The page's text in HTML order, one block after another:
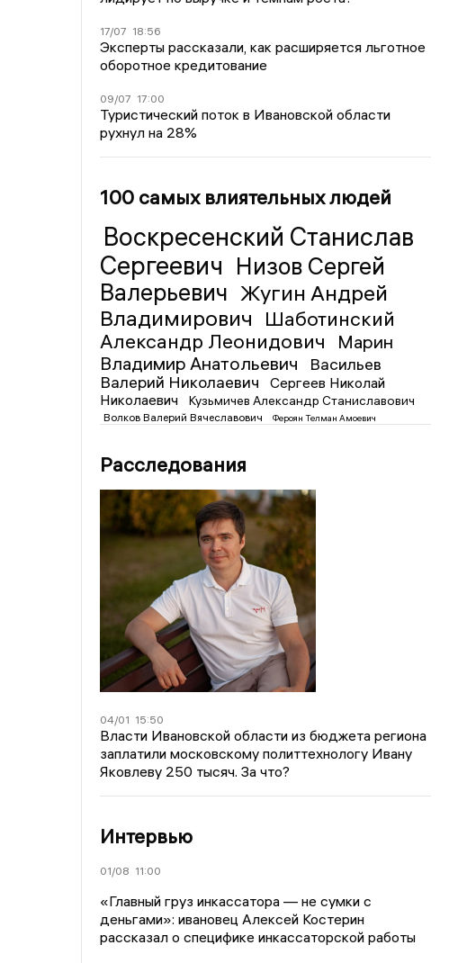
17/07 18:56
Эксперты рассказали, как расширяется льготное
оборотное кредитование
09/07 17:00
Туристический поток в Ивановской области
рухнул на 28%
100 самых влиятельных людей
Воскресенский Станислав
Сергеевич Низов Сергей
Валерьевич Жугин Андрей
Владимирович
Шаботинский
Александр Леонидович
Марин
Владимир Анатольевич
Васильев
Валерий Николаевич
Сергеев Николай
Николаевич
Кузьмичев Александр Станиславович
Волков Валерий Вячеславович Фероян Телман Амоевич
Расследования
04/01 15:50
Власти Ивановской области из бюджета региона
заплатили московскому политтехнологу Ивану
Яковлеву 250 тысяч. За что?
Интервью
01/08 11:00
«Главный груз инкассатора — не сумки с
деньгами»: ивановец Алексей Костерин
рассказал о специфике инкассаторской работы